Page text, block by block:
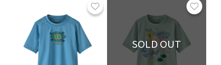
お気に入り
SOLD OUT